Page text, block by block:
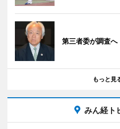
第三者委が調査
もっと見
みん経ト